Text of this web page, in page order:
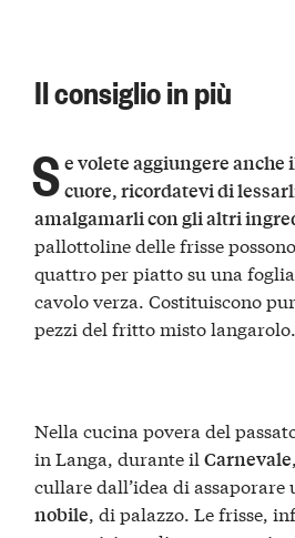
Il consiglio in più
Se volete aggiungere anche
cuore, ricordatevi di
amalgamarli con gli altri
pallottoline delle frisse
quattro per piatto su una
cavolo verza. Costituiscono
pezzi del fritto misto langarolo.
Nella cucina povera del
in Langa, durante ilCarnevale
cullare dall’idea di assaporare
nobile, di palazzo. Le frisse,